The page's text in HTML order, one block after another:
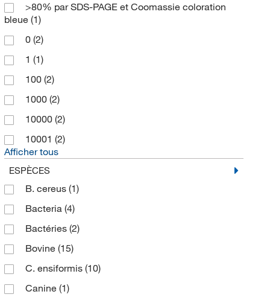
Cytiva(40)
G-Biosciences
Gene Therapy Systems Inc
General Data Company Inc
Gibco(44)
Hoefer Inc(1)
Honeywell Inc
Honeywell-Fluka(46)
Honeywell-Riedel-de Haen
>80% par SDS-PAGE et Coomassie coloration
bleue (1)
0 (2)
1 (1)
100 (2)
1000 (2)
10000 (2)
10001 (2)
Afficher tous
ESPÈCES
B. cereus (1)
Bacteria (4)
Bactéries (2)
Bovine (15)
C. ensiformis (10)
Canine (1)